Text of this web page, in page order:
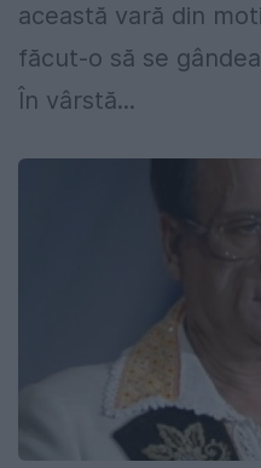
această vară din
făcut-o să se
În vârstă...